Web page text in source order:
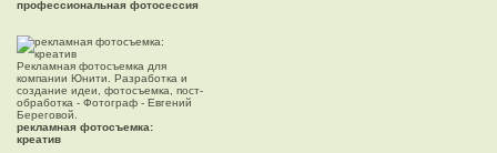
профессиональная фотосессия
Рекламная фотосъемка для
компании Юнити. Разработка и
создание идеи, фотосъемка, пост-
обработка - Фотограф - Евгений
Береговой.
рекламная фотосъемка:
креатив